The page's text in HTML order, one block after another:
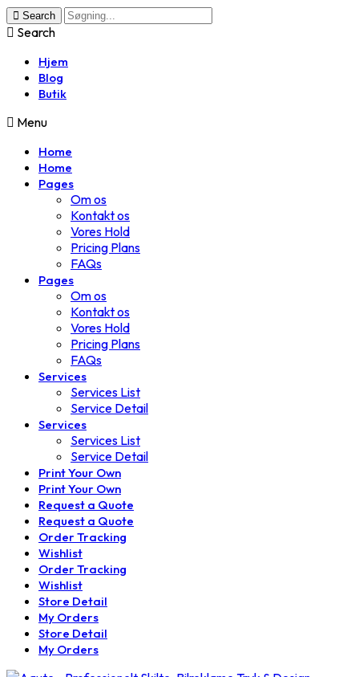
Search
Search
Hjem
Blog
Butik
Menu
Home
Home
Pages
Om os
Kontakt os
Vores Hold
Pricing Plans
FAQs
Pages
Om os
Kontakt os
Vores Hold
Pricing Plans
FAQs
Services
Services List
Service Detail
Services
Services List
Service Detail
Print Your Own
Print Your Own
Request a Quote
Request a Quote
Order Tracking
Wishlist
Order Tracking
Wishlist
Store Detail
My Orders
Store Detail
My Orders